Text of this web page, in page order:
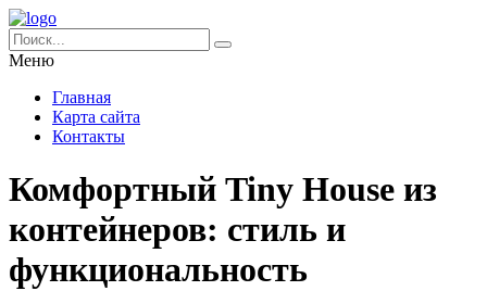
Меню
Главная
Карта сайта
Контакты
Комфортный Tiny House из
контейнеров: стиль и
функциональность